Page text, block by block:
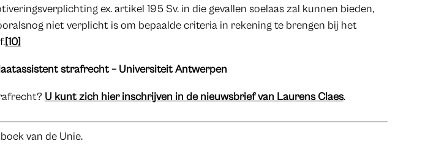
ex. artikel 195 Sv. in die gevallen soelaas zal kunnen bieden,
niet verplicht is om bepaalde criteria in rekening te brengen bij het
[10]
strafrecht – Universiteit Antwerpen
U kunt zich hier inschrijven in de nieuwsbrief van Laurens Claes.
van de Unie.